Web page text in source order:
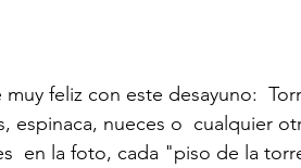
feliz con este desayuno:
espinaca, nueces o  cualquier
en la foto, cada "piso de la